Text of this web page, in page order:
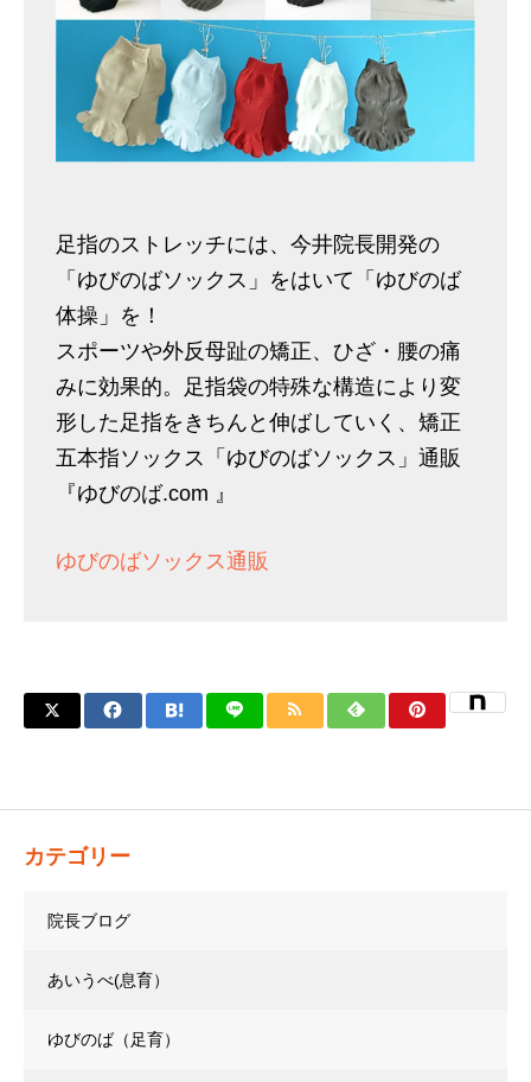
足指のストレッチには、今井院長開発の
「ゆびのばソックス」をはいて「ゆびのば
体操」を！
スポーツや外反母趾の矯正、ひざ・腰の痛
みに効果的。足指袋の特殊な構造により変
形した足指をきちんと伸ばしていく、矯正
五本指ソックス「ゆびのばソックス」通販
『ゆびのば.com 』
ゆびのばソックス通販
カテゴリー
院長ブログ
あいうべ(息育）
ゆびのば（足育）